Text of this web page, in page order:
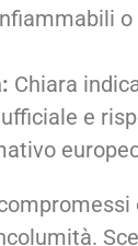
o
Chiara
e